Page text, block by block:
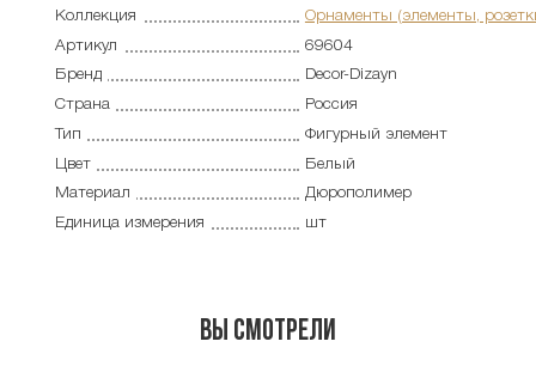
Коллекция
Орнаменты (элементы,
Артикул
69604
Бренд
Decor-Dizayn
Страна
Россия
Тип
Фигурный элемент
Цвет
Белый
Материал
Дюрополимер
Единица измерения
шт
Вы смотрели